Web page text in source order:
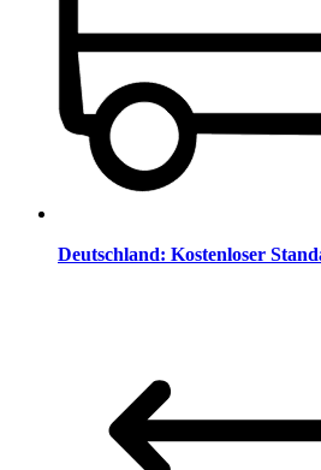
Deutschland: Kostenloser